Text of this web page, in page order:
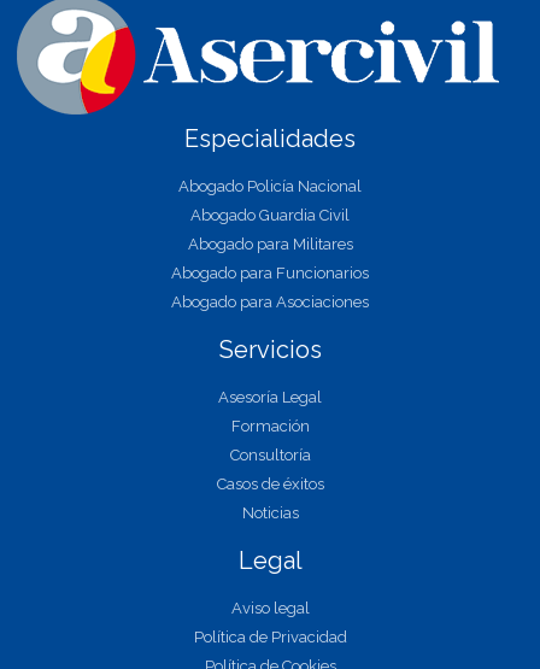
Especialidades
Abogado Policía Nacional
Abogado Guardia Civil
Abogado para Militares
Abogado para Funcionarios
Abogado para Asociaciones
Servicios
Asesoría Legal
Formación
Consultoría
Casos de éxitos
Noticias
Legal
Aviso legal
Política de Privacidad